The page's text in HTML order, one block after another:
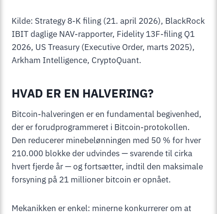
Kilde: Strategy 8-K filing (21. april 2026), BlackRock
IBIT daglige NAV-rapporter, Fidelity 13F-filing Q1
2026, US Treasury (Executive Order, marts 2025),
Arkham Intelligence, CryptoQuant.
HVAD ER EN HALVERING?
Bitcoin-halveringen er en fundamental begivenhed,
der er forudprogrammeret i Bitcoin-protokollen.
Den reducerer minebelønningen med 50 % for hver
210.000 blokke der udvindes — svarende til cirka
hvert fjerde år — og fortsætter, indtil den maksimale
forsyning på 21 millioner bitcoin er opnået.
Mekanikken er enkel: minerne konkurrerer om at